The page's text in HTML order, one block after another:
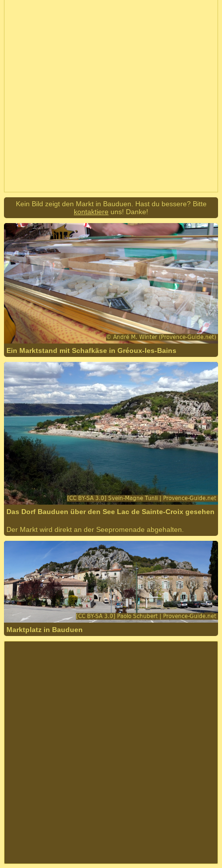
Kein Bild zeigt den Markt in Bauduen. Hast du bessere? Bitte
kontaktiere uns! Danke!
Ein Marktstand mit Schafkäse in Gréoux-les-Bains
Das Dorf Bauduen über den See Lac de Sainte-Croix gesehen
Der Markt wird direkt an der Seepromenade abgehalten.
Marktplatz in Bauduen